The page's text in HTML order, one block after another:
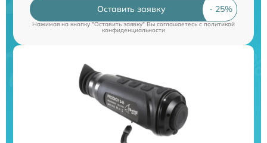
Оставить заявку
Нажимая на кнопку "Оставить заявку" Вы соглашаетесь cполитикой
конфиденциальности